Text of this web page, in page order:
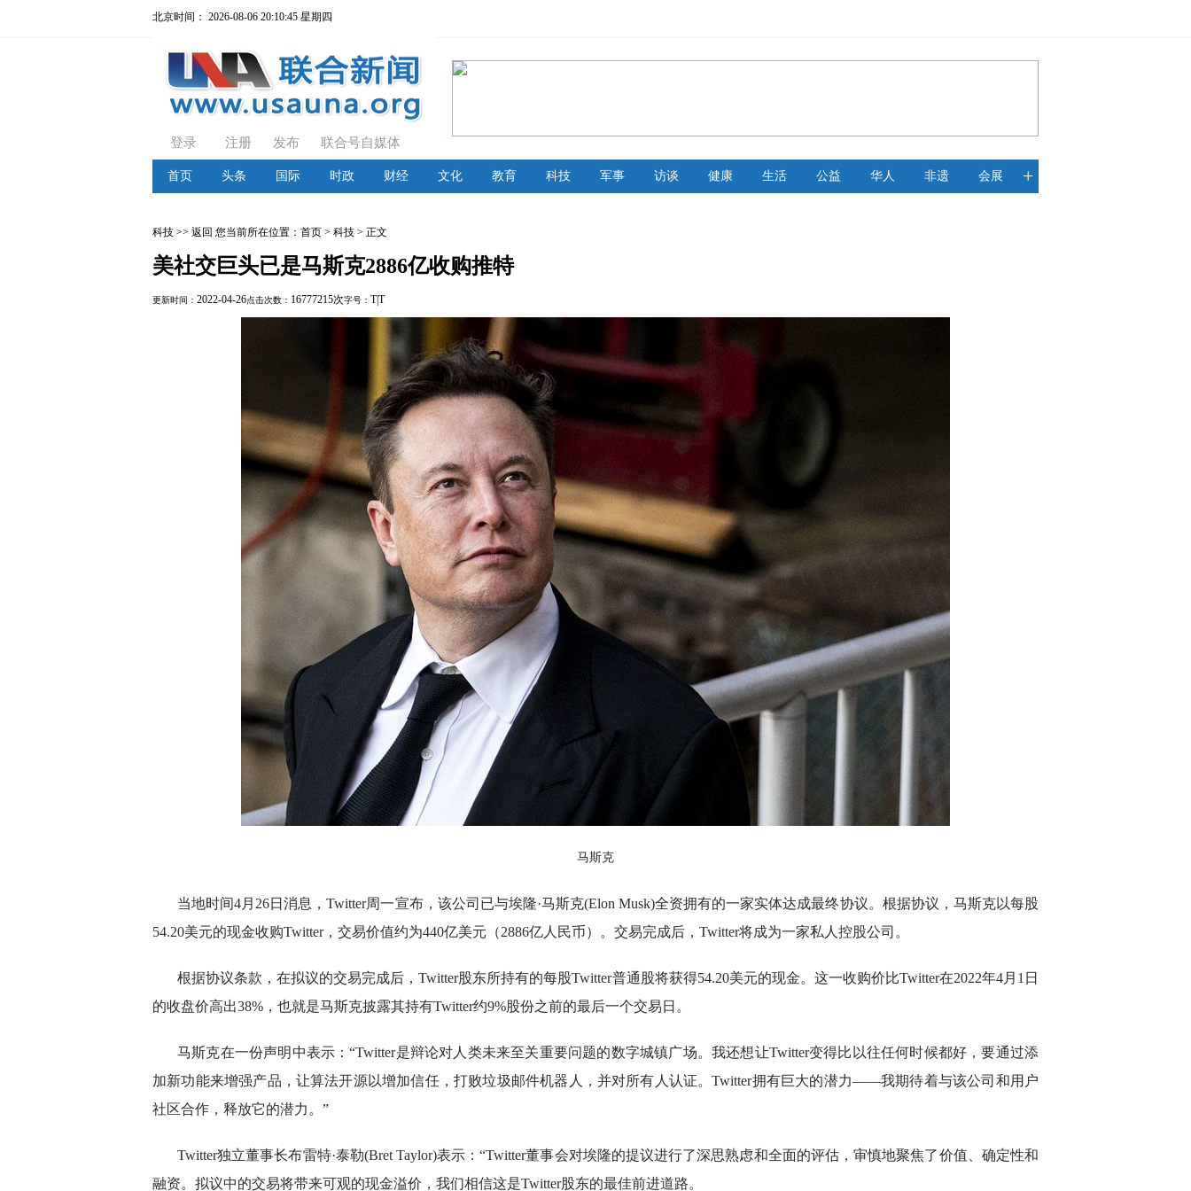
北京时间： 2026-08-06 20:10:46 星期四
登录 注册 发布 联合号自媒体
首页 头条 国际 时政 财经 文化 教育 科技 军事 访谈 健康 生活 公益 华人 非遗 会展 +
科技 >> 返回 您当前所在位置： 首页 > 科技 > 正文
美社交巨头已是马斯克2886亿收购推特
更新时间： 2022-04-26点击次数： 16777215次字号： T|T
马斯克
当地时间4月26日消息，Twitter周一宣布，该公司已与埃隆·马斯克(Elon Musk)全资拥有的一家实体达成最终协议。根据协议，马斯克以每股
54.20美元的现金收购Twitter，交易价值约为440亿美元（2886亿人民币）。交易完成后，Twitter将成为一家私人控股公司。
根据协议条款，在拟议的交易完成后，Twitter股东所持有的每股Twitter普通股将获得54.20美元的现金。这一收购价比Twitter在2022年4月1日
的收盘价高出38%，也就是马斯克披露其持有Twitter约9%股份之前的最后一个交易日。
马斯克在一份声明中表示：“Twitter是辩论对人类未来至关重要问题的数字城镇广场。我还想让Twitter变得比以往任何时候都好，要通过添
加新功能来增强产品，让算法开源以增加信任，打败垃圾邮件机器人，并对所有人认证。Twitter拥有巨大的潜力——我期待着与该公司和用户
社区合作，释放它的潜力。”
Twitter独立董事长布雷特·泰勒(Bret Taylor)表示：“Twitter董事会对埃隆的提议进行了深思熟虑和全面的评估，审慎地聚焦了价值、确定性和
融资。拟议中的交易将带来可观的现金溢价，我们相信这是Twitter股东的最佳前进道路。